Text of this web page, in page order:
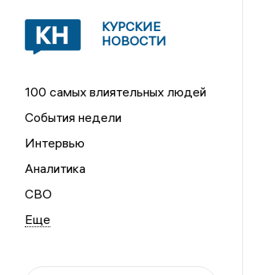
КУРСКИЕ
НОВОСТИ
100 самых влиятельных людей
События недели
Интервью
Аналитика
СВО